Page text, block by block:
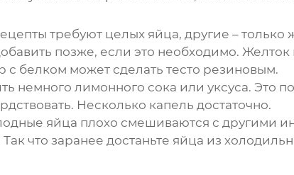
требуют целых яйца, другие – только
позже, если это необходимо. Желток
белком может сделать тесто резиновым.
немного лимонного сока или уксуса. Это
Несколько капель достаточно.
яйца плохо смешиваются с другими
что заранее достаньте яйца из